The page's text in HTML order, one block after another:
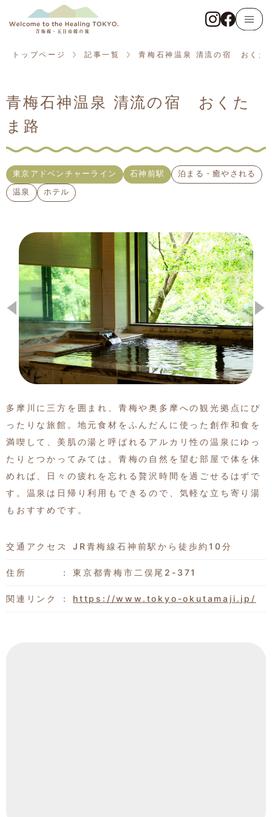
五日市線
観る・触れる
食べる・飲む
泊まる・癒やされる
季節の特集記事
トップページ 記事一覧 青梅石神温泉 清流の宿 おくた
青梅石神温泉 清流の宿 おくた
ま路
東京アドベンチャーライン 石神前駅
泊まる・癒やされる
温泉
ホテル
多摩川に三方を囲まれ、青梅や奥多摩への観光拠点にぴ
ったりな旅館。地元食材をふんだんに使った創作和食を
満喫して、美肌の湯と呼ばれるアルカリ性の温泉にゆっ
たりとつかってみては。青梅の自然を望む部屋で体を休
めれば、日々の疲れを忘れる贅沢時間を過ごせるはずで
す。温泉は日帰り利用もできるので、気軽な立ち寄り湯
もおすすめです。
交通アクセス JR青梅線石神前駅から徒歩約10分
住所 東京都青梅市二俣尾2-371
関連リンク https://www.tokyo-okutamaji.jp/